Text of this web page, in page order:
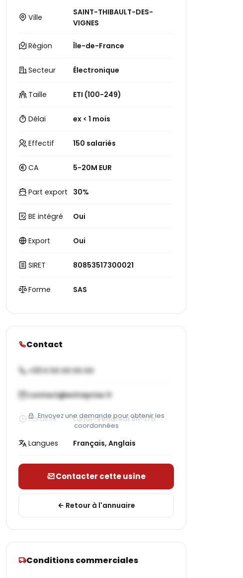
Ville
SAINT-THIBAULT-DES-
VIGNES
Région Île-de-France
Secteur Électronique
Taille ETI (100-249)
Délai ex < 1 mois
Effectif 150 salariés
CA 5-20M EUR
Part export 30%
BE intégré Oui
Export Oui
SIRET 80853517300021
Forme SAS
Contact
+33 X XX XX XX XX
contact@entreprise.fr
Envoyez une demande pour obtenir les
coordonnées
Horaires Lundi-Vendredi 8h-17h
Langues Français, Anglais
Contacter cette usine
Retour à l'annuaire
Conditions commerciales